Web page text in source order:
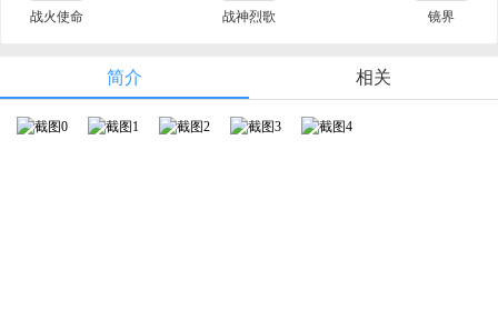
战火使命 战神烈歌 镜界
简介 相关